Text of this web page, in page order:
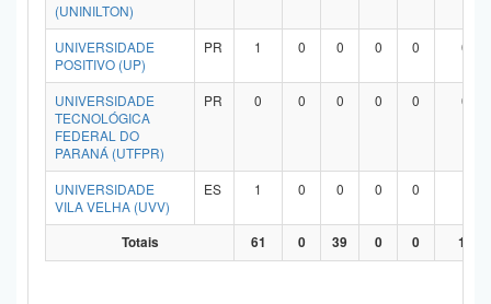
(UNINILTON)
UNIVERSIDADE
POSITIVO (UP)
PR 1 0 0 0 0 0
UNIVERSIDADE
TECNOLÓGICA
FEDERAL DO
PARANÁ (UTFPR)
PR 0 0 0 0 0 0
UNIVERSIDADE
VILA VELHA (UVV)
ES 1 0 0 0 0
Totais 61 0 39 0 0 19